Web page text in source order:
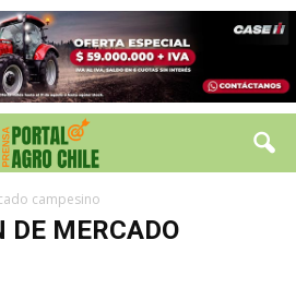
campesino
DE MERCADO
sin funcionar:
de mercado